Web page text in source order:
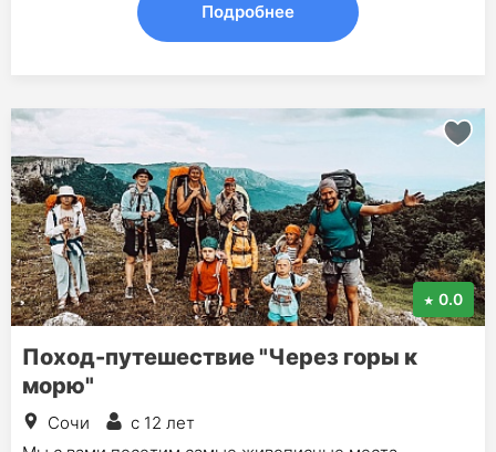
Подробнее
0.0
Поход-путешествие "Через горы к
морю"
Сочи
с 12 лет